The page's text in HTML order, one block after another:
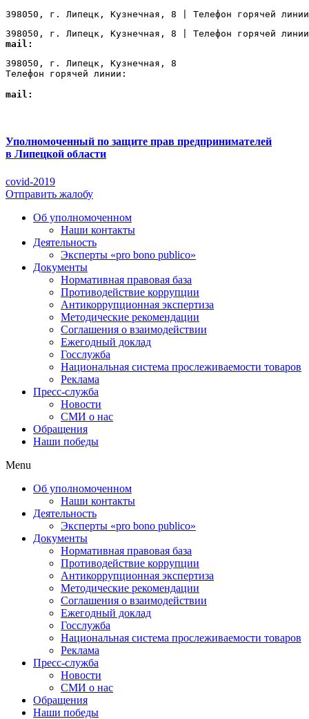
398050, г. Липецк, Кузнечная, 8 | Телефон горячей
398050, г. Липецк, Кузнечная, 8 | Телефон горячей
mail:
398050, г. Липецк, Кузнечная, 8
Телефон горячей линии:
mail:
Уполномоченный по защите прав предпринимателей
в Липецкой области
covid-2019
Отправить жалобу
Об уполномоченном
Наши контакты
Деятельность
Эксперты «pro bono publico»
Документы
Нормативная правовая база
Противодействие коррупции
Антикоррупционная экспертиза
Методические рекомендации
Соглашения о взаимодействии
Ежегодный доклад
Госслужба
Национальная система прослеживаемости товаров
Реклама
Пресс-служба
Новости
СМИ о нас
Обращения
Наши победы
Menu
Об уполномоченном
Наши контакты
Деятельность
Эксперты «pro bono publico»
Документы
Нормативная правовая база
Противодействие коррупции
Антикоррупционная экспертиза
Методические рекомендации
Соглашения о взаимодействии
Ежегодный доклад
Госслужба
Национальная система прослеживаемости товаров
Реклама
Пресс-служба
Новости
СМИ о нас
Обращения
Наши победы